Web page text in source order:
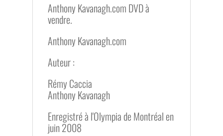
Anthony Kavanagh.com DVD à
vendre.
Anthony Kavanagh.com
Auteur :
Rémy Caccia
Anthony Kavanagh
Enregistré à l'Olympia de Montréal en
juin 2008